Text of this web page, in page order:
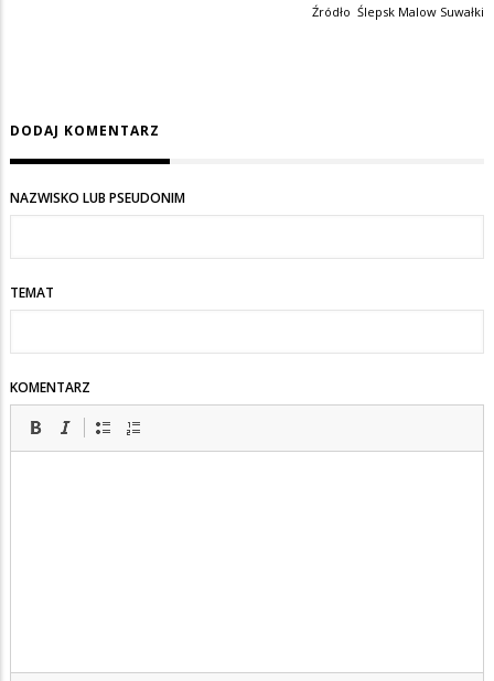
Źródło Ślepsk Malow Suwałki
DODAJ KOMENTARZ
NAZWISKO LUB PSEUDONIM
TEMAT
KOMENTARZ